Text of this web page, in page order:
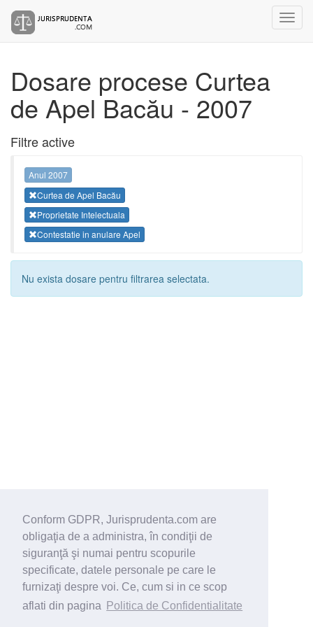
Conform GDPR, Jurisprudenta.com are
obligaţia de a administra, în condiţii de
siguranţă şi numai pentru scopurile
specificate, datele personale pe care le
furnizaţi despre voi. Ce, cum si in ce scop
aflati din pagina
Politica de Confidentialitate
Dosare procese Curtea
de Apel Bacău - 2007
Filtre active
Anul 2007
Curtea de Apel Bacău
Proprietate Intelectuala
Contestatie in anulare Apel
Nu exista dosare pentru filtrarea selectata.